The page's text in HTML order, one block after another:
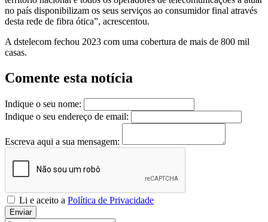
no país disponibilizam os seus serviços ao consumidor final através
desta rede de fibra ótica”, acrescentou.
A dstelecom fechou 2023 com uma cobertura de mais de 800 mil
casas.
Comente esta notícia
Indique o seu nome:
Indique o seu endereço de email:
Escreva aqui a sua mensagem:
Li e aceito a Política de Privacidade
Enviar